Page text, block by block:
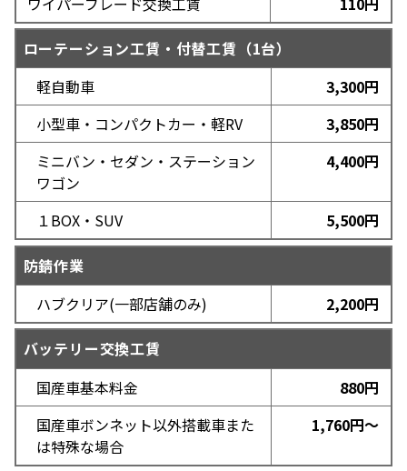
タイヤ交換工賃・WEB予約
ご利用店舗の地域を選択してください。
北海道 東北
関東 中部
近畿 中国・四国
ローテーション工賃・付替工賃（1台）
軽自動車
3,300円
小型車・コンパクトカー・軽RV
3,850円
ミニバン・セダン・ステーション
ワゴン
4,400円
１BOX・SUV 5,500円
防錆作業
ハブクリア(一部店舗のみ)
2,200円
バッテリー交換工賃
国産車基本料金
880円
国産車ボンネット以外搭載車また
は特殊な場合
1,760円～